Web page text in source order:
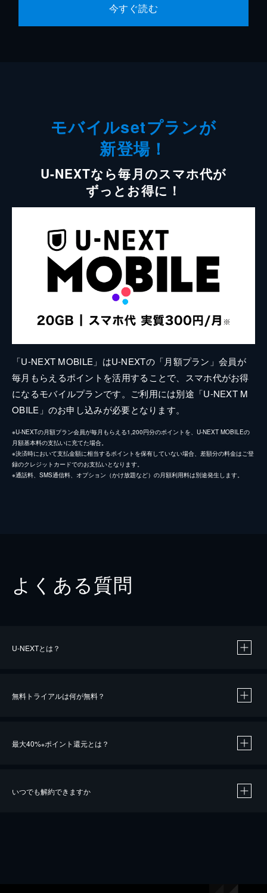
今すぐ読む
モバイルsetプランが
新登場！
U-NEXTなら毎月のスマホ代が
ずっとお得に！
「U-NEXT MOBILE」はU-NEXTの「月額プラン」会員が
毎月もらえるポイントを活用することで、スマホ代がお得
になるモバイルプランです。ご利用には別途「U-NEXT M
OBILE」のお申し込みが必要となります。
※U-NEXTの月額プラン会員が毎月もらえる1,200円分のポイントを、U-NEXT MOBILEの
月額基本料の支払いに充てた場合。
※決済時において支払金額に相当するポイントを保有していない場合、差額分の料金はご登
録のクレジットカードでのお支払いとなります。
※通話料、SMS通信料、オプション（かけ放題など）の月額利用料は別途発生します。
よくある質問
U-NEXTとは？
無料トライアルは何が無料？
最大40%※ポイント還元とは？
いつでも解約できますか